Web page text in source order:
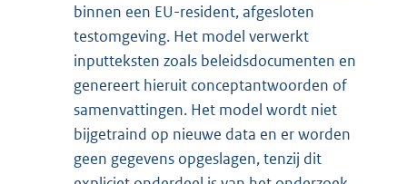
binnen een EU-resident, afgesloten
testomgeving. Het model verwerkt
inputteksten zoals beleidsdocumenten en
genereert hieruit conceptantwoorden of
samenvattingen. Het model wordt niet
bijgetraind op nieuwe data en er worden
geen gegevens opgeslagen, tenzij dit